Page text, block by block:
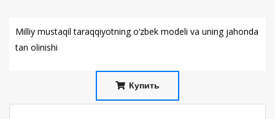
Milliy mustaqil taraqqiyotning o‘zbek modeli va uning jahonda
tan olinishi
Купить